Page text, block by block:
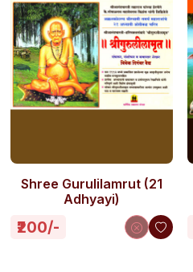
Shree Gurulilamrut (21
Adhyayi)
₹200/-